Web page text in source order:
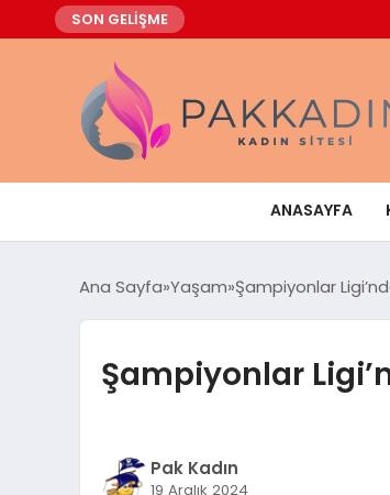
SON GELİŞME
ANASAYFA
Ana Sayfa Yaşam Şampiyonlar
Şampiyonlar
Pak Kadın
19 Aralık 2024